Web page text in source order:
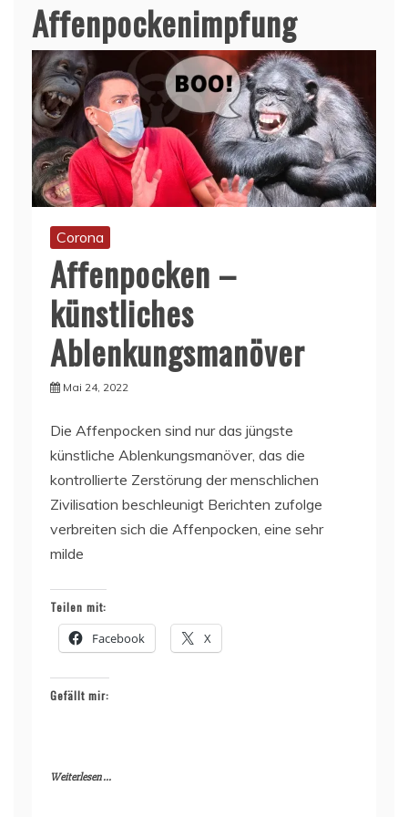
Affenpockenimpfung
Corona
Affenpocken –
künstliches
Ablenkungsmanöver
Mai 24, 2022
Die Affenpocken sind nur das jüngste
künstliche Ablenkungsmanöver, das die
kontrollierte Zerstörung der menschlichen
Zivilisation beschleunigt Berichten zufolge
verbreiten sich die Affenpocken, eine sehr
milde
Teilen mit:
Facebook X
Gefällt mir:
Weiterlesen ...